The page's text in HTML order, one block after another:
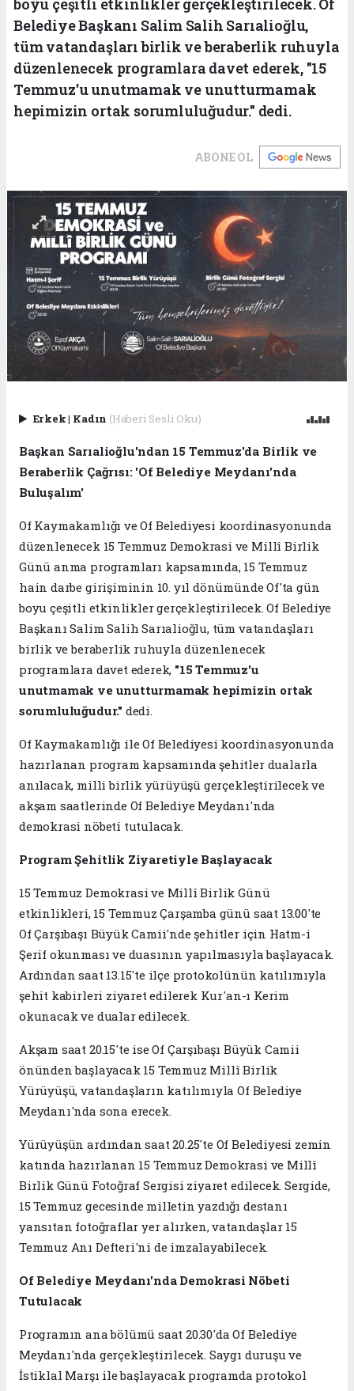
boyu çeşitli etkinlikler gerçekleştirilecek. Of
Belediye Başkanı Salim Salih Sarıalioğlu,
tüm vatandaşları birlik ve beraberlik ruhuyla
düzenlenecek programlara davet ederek, "15
Temmuz'u unutmamak ve unutturmamak
hepimizin ortak sorumluluğudur." dedi.
ABONE OL
Erkek| Kadın (Haberi Sesli Oku)
Başkan Sarıalioğlu'ndan 15 Temmuz'da Birlik ve
Beraberlik Çağrısı: 'Of Belediye Meydanı'nda
Buluşalım'
Of Kaymakamlığı ve Of Belediyesi koordinasyonunda
düzenlenecek 15 Temmuz Demokrasi ve Millî Birlik
Günü anma programları kapsamında, 15 Temmuz
hain darbe girişiminin 10. yıl dönümünde Of'ta gün
boyu çeşitli etkinlikler gerçekleştirilecek. Of Belediye
Başkanı Salim Salih Sarıalioğlu, tüm vatandaşları
birlik ve beraberlik ruhuyla düzenlenecek
programlara davet ederek, "15 Temmuz'u
unutmamak ve unutturmamak hepimizin ortak
sorumluluğudur." dedi.
Of Kaymakamlığı ile Of Belediyesi koordinasyonunda
hazırlanan program kapsamında şehitler dualarla
anılacak, milli birlik yürüyüşü gerçekleştirilecek ve
akşam saatlerinde Of Belediye Meydanı'nda
demokrasi nöbeti tutulacak.
Program Şehitlik Ziyaretiyle Başlayacak
15 Temmuz Demokrasi ve Millî Birlik Günü
etkinlikleri, 15 Temmuz Çarşamba günü saat 13.00'te
Of Çarşıbaşı Büyük Camii'nde şehitler için Hatm-i
Şerif okunması ve duasının yapılmasıyla başlayacak.
Ardından saat 13.15'te ilçe protokolünün katılımıyla
şehit kabirleri ziyaret edilerek Kur'an-ı Kerim
okunacak ve dualar edilecek.
Akşam saat 20.15'te ise Of Çarşıbaşı Büyük Camii
önünden başlayacak 15 Temmuz Millî Birlik
Yürüyüşü, vatandaşların katılımıyla Of Belediye
Meydanı'nda sona erecek.
Yürüyüşün ardından saat 20.25'te Of Belediyesi zemin
katında hazırlanan 15 Temmuz Demokrasi ve Millî
Birlik Günü Fotoğraf Sergisi ziyaret edilecek. Sergide,
15 Temmuz gecesinde milletin yazdığı destanı
yansıtan fotoğraflar yer alırken, vatandaşlar 15
Temmuz Anı Defteri'ni de imzalayabilecek.
Of Belediye Meydanı'nda Demokrasi Nöbeti
Tutulacak
Programın ana bölümü saat 20.30'da Of Belediye
Meydanı'nda gerçekleştirilecek. Saygı duruşu ve
İstiklal Marşı ile başlayacak programda protokol